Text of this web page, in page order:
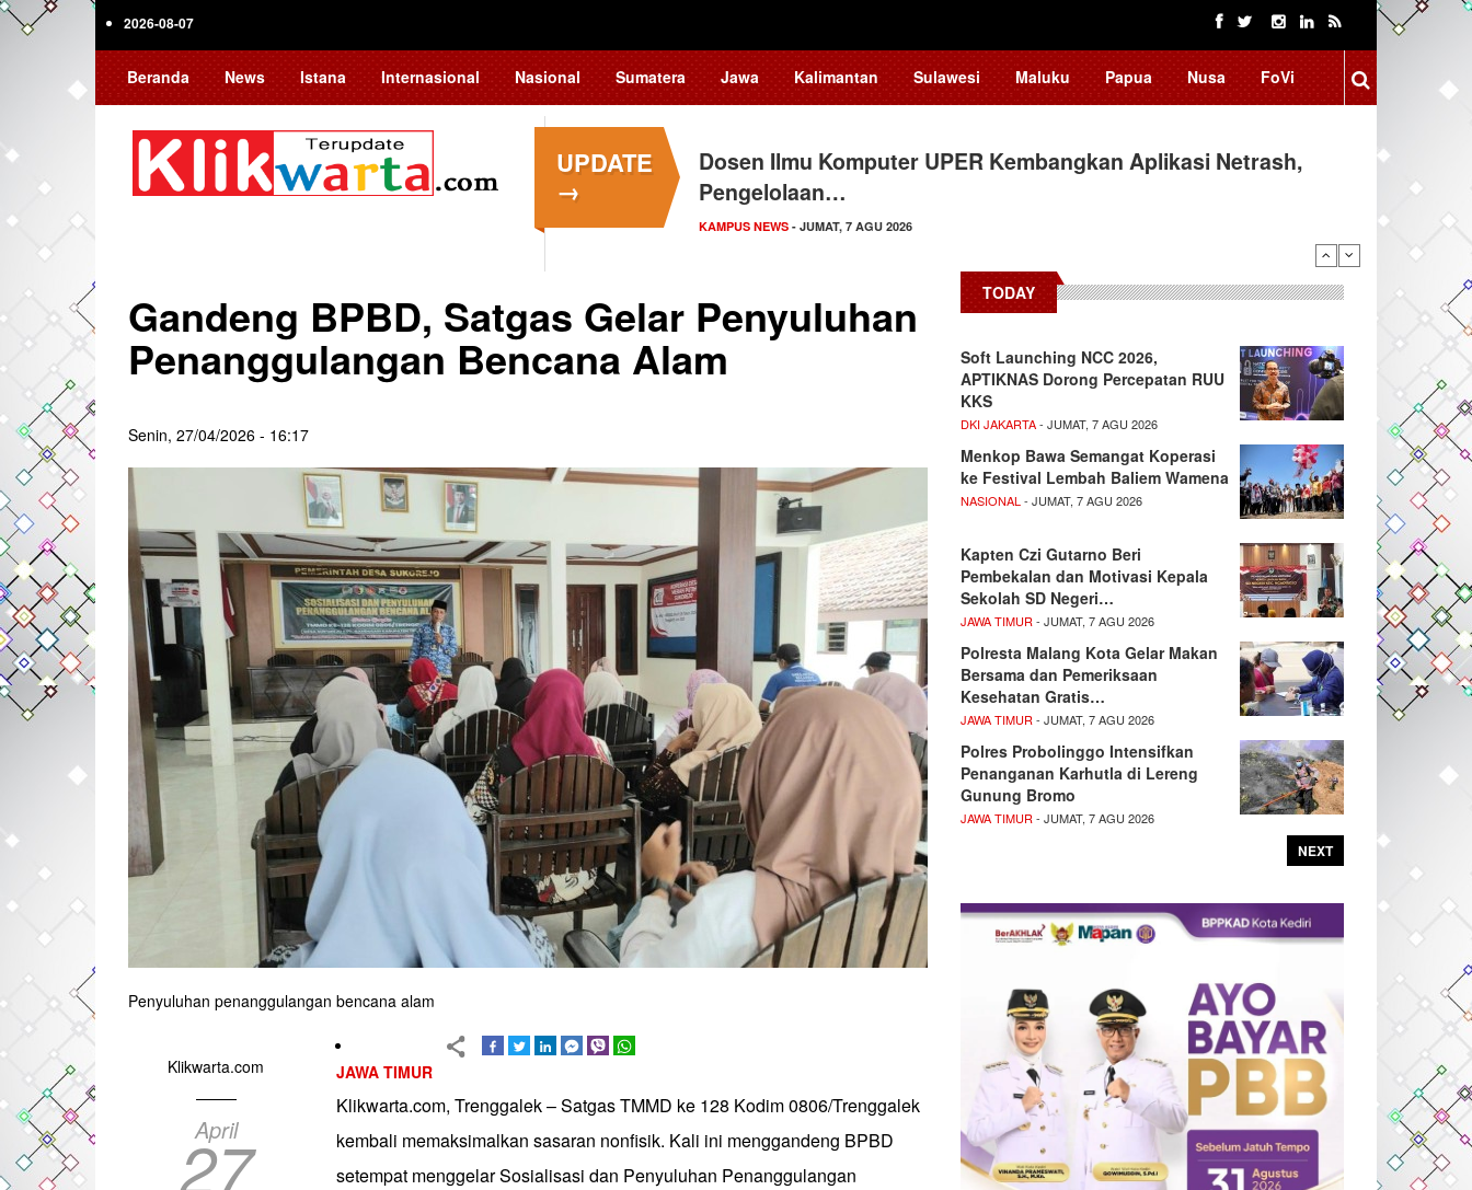
Skip
2026-08-07
Beranda News Istana Internasional Nasional Sumatera Jawa Kalimantan Sulawesi Maluku Papua Nusa FoVi
UPDATE
→
Dosen Ilmu Komputer UPER Kembangkan Aplikasi Netrash,
Pengelolaan…
KAMPUS NEWS - JUMAT, 7 AGU 2026
Gandeng BPBD, Satgas Gelar Penyuluhan
Penanggulangan Bencana Alam
Senin, 27/04/2026 - 16:17
Penyuluhan penanggulangan bencana alam
Klikwarta.com
April
27
JAWA TIMUR
Klikwarta.com, Trenggalek – Satgas TMMD ke 128 Kodim 0806/Trenggalek
kembali memaksimalkan sasaran nonfisik. Kali ini menggandeng BPBD
setempat menggelar Sosialisasi dan Penyuluhan Penanggulangan
TODAY
Soft Launching NCC 2026,
APTIKNAS Dorong Percepatan RUU
KKS
DKI JAKARTA- JUMAT, 7 AGU 2026
Menkop Bawa Semangat Koperasi
ke Festival Lembah Baliem Wamena
NASIONAL - JUMAT, 7 AGU 2026
Kapten Czi Gutarno Beri
Pembekalan dan Motivasi Kepala
Sekolah SD Negeri…
JAWA TIMUR - JUMAT, 7 AGU 2026
Polresta Malang Kota Gelar Makan
Bersama dan Pemeriksaan
Kesehatan Gratis…
JAWA TIMUR - JUMAT, 7 AGU 2026
Polres Probolinggo Intensifkan
Penanganan Karhutla di Lereng
Gunung Bromo
JAWA TIMUR - JUMAT, 7 AGU 2026
NEXT